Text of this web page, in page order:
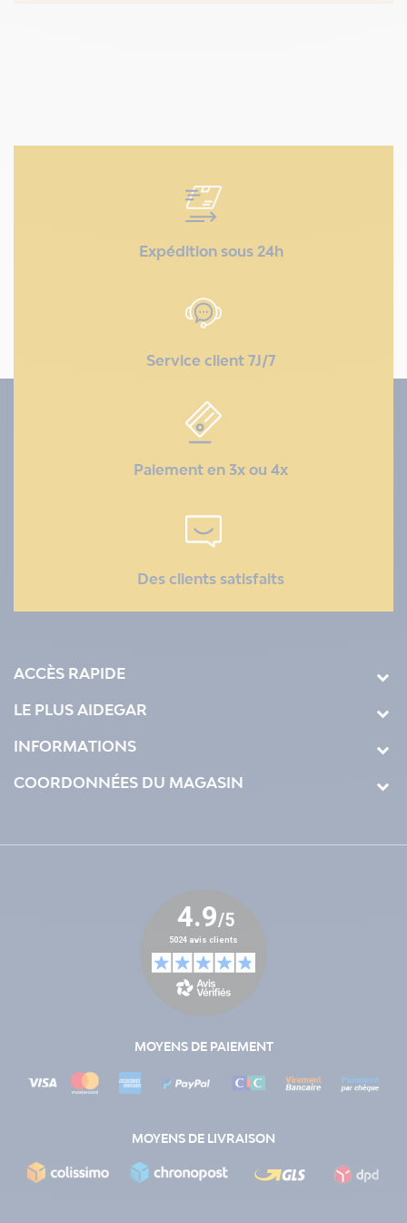
Expédition sous 24h
Service client 7J/7
Paiement en 3x ou 4x
Des clients satisfaits
ACCÈS RAPIDE
LE PLUS AIDEGAR
INFORMATIONS
COORDONNÉES DU MAGASIN
MOYENS DE PAIEMENT
MOYENS DE LIVRAISON